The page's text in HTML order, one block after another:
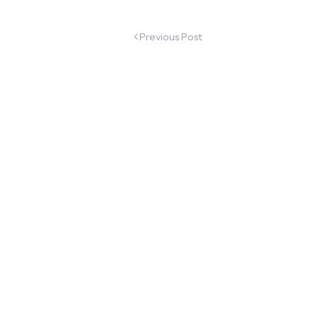
Previous Post